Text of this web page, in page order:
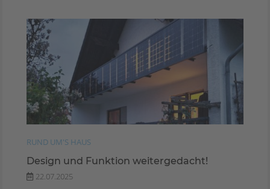
RUND UM'S HAUS
Design und Funktion weitergedacht!
22.07.2025